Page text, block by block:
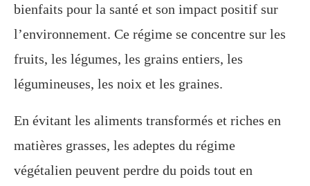
bienfaits pour la santé et son impact positif sur
l’environnement. Ce régime se concentre sur les
fruits, les légumes, les grains entiers, les
légumineuses, les noix et les graines.
En évitant les aliments transformés et riches en
matières grasses, les adeptes du régime
végétalien peuvent perdre du poids tout en